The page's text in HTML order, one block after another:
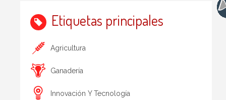
Etiquetas principales
Agricultura
Ganadería
Innovación Y Tecnología